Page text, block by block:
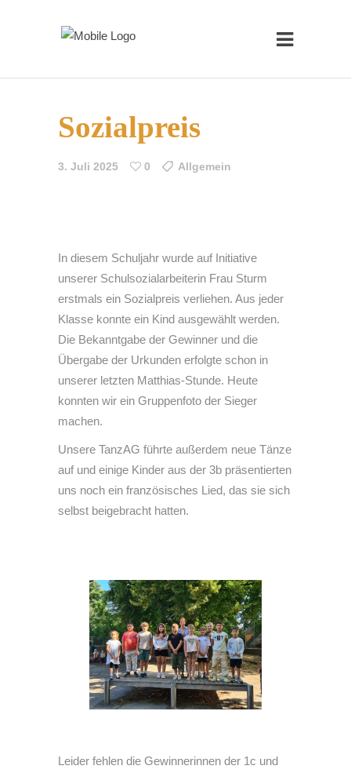
Sozialpreis
3. Juli 2025 0 Allgemein
In diesem Schuljahr wurde auf Initiative
unserer Schulsozialarbeiterin Frau Sturm
erstmals ein Sozialpreis verliehen. Aus jeder
Klasse konnte ein Kind ausgewählt werden.
Die Bekanntgabe der Gewinner und die
Übergabe der Urkunden erfolgte schon in
unserer letzten Matthias-Stunde. Heute
konnten wir ein Gruppenfoto der Sieger
machen.
Unsere TanzAG führte außerdem neue Tänze
auf und einige Kinder aus der 3b präsentierten
uns noch ein französisches Lied, das sie sich
selbst beigebracht hatten.
Leider fehlen die Gewinnerinnen der 1c und